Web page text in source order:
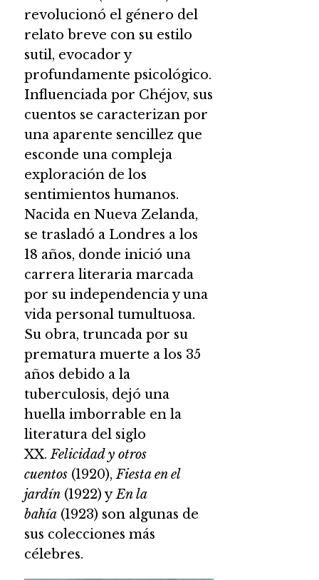
revolucionó el género del
relato breve con su estilo
sutil, evocador y
profundamente psicológico.
Influenciada por Chéjov, sus
cuentos se caracterizan por
una aparente sencillez que
esconde una compleja
exploración de los
sentimientos humanos.
Nacida en Nueva Zelanda,
se trasladó a Londres a los
18 años, donde inició una
carrera literaria marcada
por su independencia y una
vida personal tumultuosa.
Su obra, truncada por su
prematura muerte a los 35
años debido a la
tuberculosis, dejó una
huella imborrable en la
literatura del siglo
XX.Felicidad y otros
cuentos(1920),Fiesta en el
jardín(1922) yEn la
bahía(1923) son algunas de
sus colecciones más
célebres.